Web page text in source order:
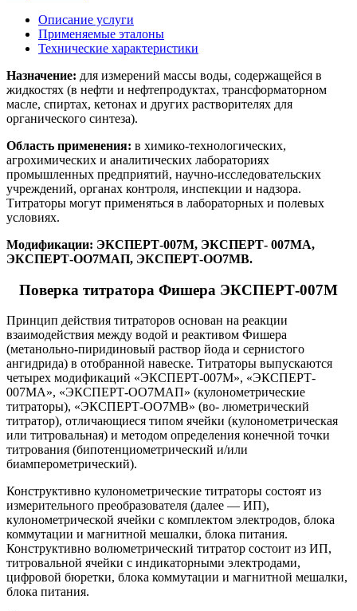
Описание услуги
Применяемые эталоны
Технические характеристики
Назначение: для измерений массы воды, содержащейся в
жидкостях (в нефти и нефтепродуктах, трансформаторном
масле, спиртах, кетонах и других растворителях для
органического синтеза).
Область применения: в химико-технологических,
агрохимических и аналитических лабораториях
промышленных предприятий, научно-исследовательских
учреждений, органах контроля, инспекции и надзора.
Титраторы могут применяться в лабораторных и полевых
условиях.
Модификации: ЭКСПЕРТ-007М, ЭКСПЕРТ- 007МА,
ЭКСПЕРТ-ОО7МАП, ЭКСПЕРТ-ОО7МВ.
Поверка титратора Фишера ЭКСПЕРТ-007М
Принцип действия титраторов основан на реакции
взаимодействия между водой и реактивом Фишера
(метанольно-пиридиновый раствор йода и сернистого
ангидрида) в отобранной навеске. Титраторы выпускаются
четырех модификаций «ЭКСПЕРТ-007М», «ЭКСПЕРТ-
007МА», «ЭКСПЕРТ-ОО7МАП» (кулонометрические
титраторы), «ЭКСПЕРТ-ОО7МВ» (во- люметрический
титратор), отличающиеся типом ячейки (кулонометрическая
или титровальная) и методом определения конечной точки
титрования (бипотенциометрический и/или
биамперометрический).
Конструктивно кулонометрические титраторы состоят из
измерительного преобразователя (далее — ИП),
кулонометрической ячейки с комплектом электродов, блока
коммутации и магнитной мешалки, блока питания.
Конструктивно волюметрический титратор состоит из ИП,
титровальной ячейки с индикаторными электродами,
цифровой бюретки, блока коммутации и магнитной мешалки,
блока питания.